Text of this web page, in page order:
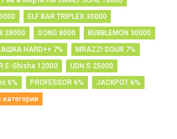
ELF BAR TRIPLEX 30000
28000 SONG 8000
BUBBLEMON 30000
HARD++ 7%
MRAZZ! SOUR 7%
E-Shisha 12000
UDN S 25000
6% PROFESSOR 6%
JACKPOT 6%
категории